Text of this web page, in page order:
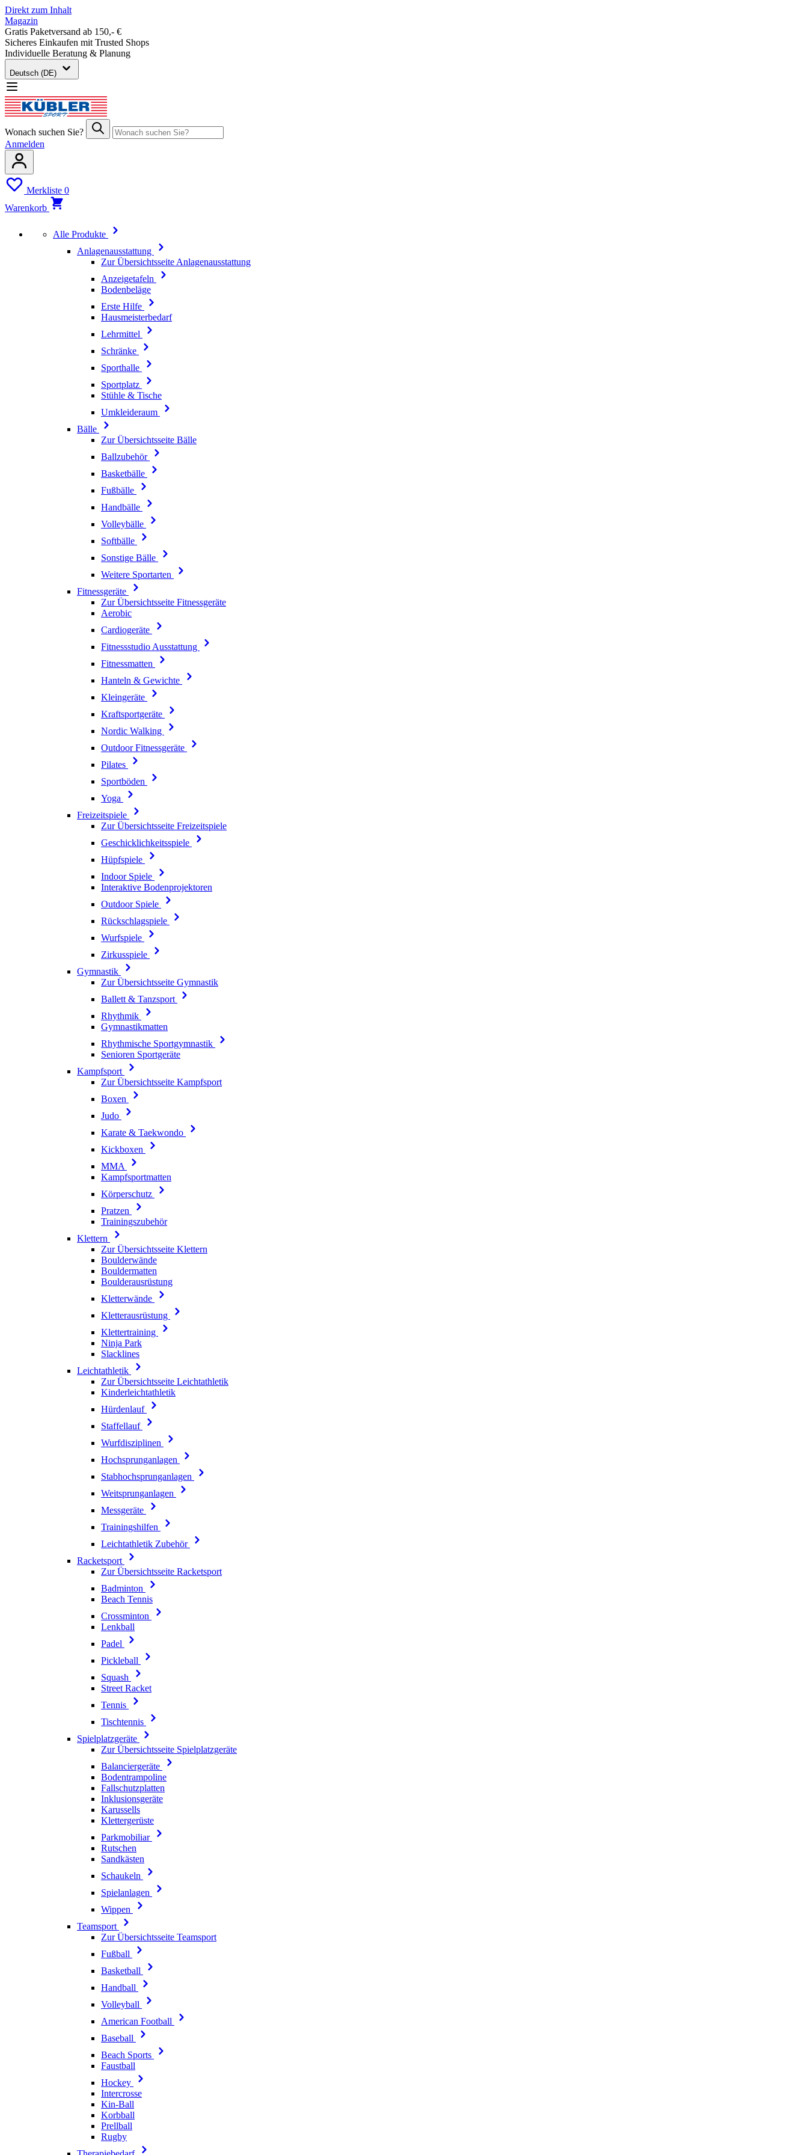
Direkt zum Inhalt
Magazin
Gratis Paketversand ab 150,- €
Sicheres Einkaufen mit Trusted Shops
Individuelle Beratung & Planung
Deutsch (DE)
Wonach suchen Sie?
Anmelden
Merkliste 0
Warenkorb
Alle Produkte
Anlagenausstattung
Zur Übersichtsseite Anlagenausstattung
Anzeigetafeln
Bodenbeläge
Erste Hilfe
Hausmeisterbedarf
Lehrmittel
Schränke
Sporthalle
Sportplatz
Stühle & Tische
Umkleideraum
Bälle
Zur Übersichtsseite Bälle
Ballzubehör
Basketbälle
Fußbälle
Handbälle
Volleybälle
Softbälle
Sonstige Bälle
Weitere Sportarten
Fitnessgeräte
Zur Übersichtsseite Fitnessgeräte
Aerobic
Cardiogeräte
Fitnessstudio Ausstattung
Fitnessmatten
Hanteln & Gewichte
Kleingeräte
Kraftsportgeräte
Nordic Walking
Outdoor Fitnessgeräte
Pilates
Sportböden
Yoga
Freizeitspiele
Zur Übersichtsseite Freizeitspiele
Geschicklichkeitsspiele
Hüpfspiele
Indoor Spiele
Interaktive Bodenprojektoren
Outdoor Spiele
Rückschlagspiele
Wurfspiele
Zirkusspiele
Gymnastik
Zur Übersichtsseite Gymnastik
Ballett & Tanzsport
Rhythmik
Gymnastikmatten
Rhythmische Sportgymnastik
Senioren Sportgeräte
Kampfsport
Zur Übersichtsseite Kampfsport
Boxen
Judo
Karate & Taekwondo
Kickboxen
MMA
Kampfsportmatten
Körperschutz
Pratzen
Trainingszubehör
Klettern
Zur Übersichtsseite Klettern
Boulderwände
Bouldermatten
Boulderausrüstung
Kletterwände
Kletterausrüstung
Klettertraining
Ninja Park
Slacklines
Leichtathletik
Zur Übersichtsseite Leichtathletik
Kinderleichtathletik
Hürdenlauf
Staffellauf
Wurfdisziplinen
Hochsprunganlagen
Stabhochsprunganlagen
Weitsprunganlagen
Messgeräte
Trainingshilfen
Leichtathletik Zubehör
Racketsport
Zur Übersichtsseite Racketsport
Badminton
Beach Tennis
Crossminton
Lenkball
Padel
Pickleball
Squash
Street Racket
Tennis
Tischtennis
Spielplatzgeräte
Zur Übersichtsseite Spielplatzgeräte
Balanciergeräte
Bodentrampoline
Fallschutzplatten
Inklusionsgeräte
Karussells
Klettergerüste
Parkmobiliar
Rutschen
Sandkästen
Schaukeln
Spielanlagen
Wippen
Teamsport
Zur Übersichtsseite Teamsport
Fußball
Basketball
Handball
Volleyball
American Football
Baseball
Beach Sports
Faustball
Hockey
Intercrosse
Kin-Ball
Korbball
Prellball
Rugby